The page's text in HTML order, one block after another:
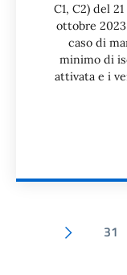
C1, C2) del
ottobre
caso di
minimo di
attivata e i
31